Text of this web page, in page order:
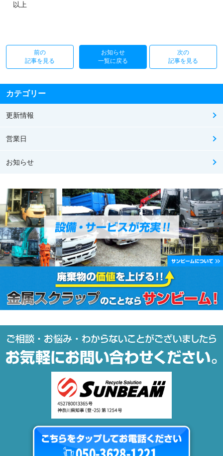
以上
前の
記事を見る
お知らせ
一覧に戻る
次の
記事を見る
カテゴリー
更新情報
営業日
お知らせ